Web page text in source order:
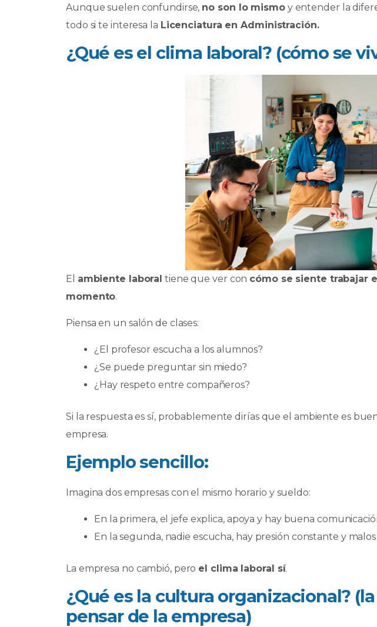
Aunque suelen confundirse, no son lo mismoy entender la
todo si te interesa la Licenciatura en Administración.
¿Qué es el clima laboral? (cómo se
El ambiente laboral tiene que ver con cómo se siente trabajar
momento.
Piensa en un salón de clases:
¿El profesor escucha a los alumnos?
¿Se puede preguntar sin miedo?
¿Hay respeto entre compañeros?
Si la respuesta es sí, probablemente dirías que el ambiente es
empresa.
Ejemplo sencillo:
Imagina dos empresas con el mismo horario y sueldo:
En la primera, el jefe explica, apoya y hay buena
En la segunda, nadie escucha, hay presión constante y
La empresa no cambió, pero el clima laboral sí.
¿Qué es la cultura organizacional?
pensar de la empresa)